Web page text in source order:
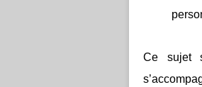
Ce sujet